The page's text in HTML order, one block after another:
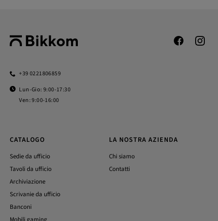
+39 0221806859
Lun-Gio: 9:00-17:30
Ven: 9:00-16:00
CATALOGO
Sedie da ufficio
Tavoli da ufficio
Archiviazione
Scrivanie da ufficio
Banconi
LA NOSTRA AZIENDA
Chi siamo
Contatti